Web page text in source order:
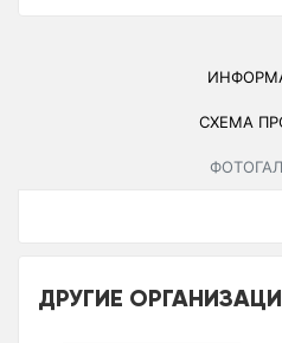
СХЕМА
ДРУГИЕ